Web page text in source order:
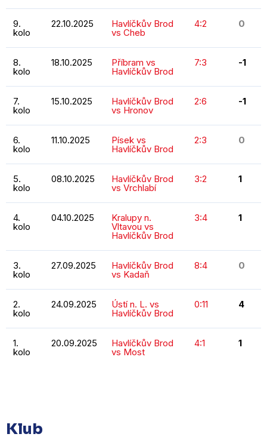
9.
kolo
22.10.2025 Havlíčkův Brod
vs Cheb
4:2 0
8.
kolo
18.10.2025 Příbram vs
Havlíčkův Brod
7:3 -1
7.
kolo
15.10.2025 Havlíčkův Brod
vs Hronov
2:6 -1
6.
kolo
11.10.2025 Písek vs
Havlíčkův Brod
2:3 0
5.
kolo
08.10.2025 Havlíčkův Brod
vs Vrchlabí
3:2 1
4.
kolo
04.10.2025 Kralupy n.
Vltavou vs
Havlíčkův Brod
3:4 1
3.
kolo
27.09.2025 Havlíčkův Brod
vs Kadaň
8:4 0
2.
kolo
24.09.2025 Ústí n. L. vs
Havlíčkův Brod
0:11 4
1.
kolo
20.09.2025 Havlíčkův Brod
vs Most
4:1 1
Klub